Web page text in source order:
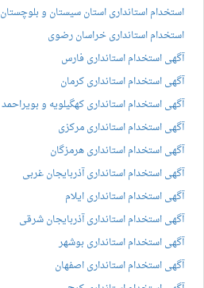
استخدام استانداری استان سیستان و بلوچستان
استخدام استانداری خراسان رضوی
آگهی استخدام استانداری فارس
آگهی استخدام استانداری کرمان
آگهی استخدام استانداری کهگیلویه و بویراحمد
آگهی استخدام استانداری مرکزی
آگهی استخدام استانداری هرمزگان
آگهی استخدام استانداری آذربایجان غربی
آگهی استخدام استانداری ایلام
آگهی استخدام استانداری آذربایجان شرقی
آگهی استخدام استانداری بوشهر
آگهی استخدام استانداری اصفهان